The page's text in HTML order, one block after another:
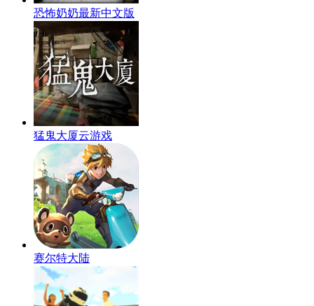
恐怖奶奶最新中文版
猛鬼大厦云游戏
赛尔特大陆